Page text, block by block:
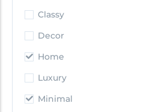
Classy
Decor
Home
Luxury
Minimal